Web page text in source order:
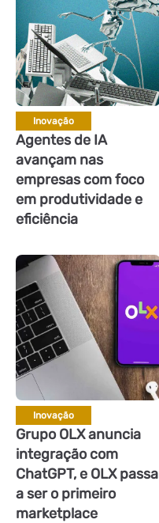
Inovação
Agentes de IA
avançam nas
empresas com foco
em produtividade e
eficiência
Inovação
Grupo OLX anuncia
integração com
ChatGPT, e OLX passa
a ser o primeiro
marketplace